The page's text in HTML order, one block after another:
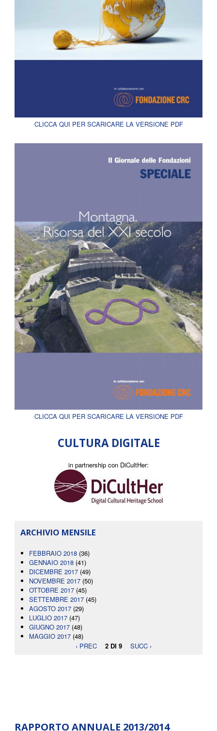
CLICCA QUI PER SCARICARE LA VERSIONE PDF
CLICCA QUI PER SCARICARE LA VERSIONE PDF
CULTURA DIGITALE
in partnership con DiCultHer:
ARCHIVIO MENSILE
FEBBRAIO 2018 (36)
GENNAIO 2018 (41)
DICEMBRE 2017 (49)
NOVEMBRE 2017 (50)
OTTOBRE 2017 (45)
SETTEMBRE 2017 (45)
AGOSTO 2017 (29)
LUGLIO 2017 (47)
GIUGNO 2017 (48)
MAGGIO 2017 (48)
‹ PREC
2 DI 9 SUCC ›
RAPPORTO ANNUALE 2013/2014